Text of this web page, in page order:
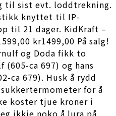
til sist evt. loddtrekning.
knyttet til IP-
til 21 dager. KidKraft –
kr1499,00 På salg!
og Doda fikk to
ca 697) og hans
ca 679). Husk å rydd
for å
koster tjue kroner i
ikkje noko å lura på.